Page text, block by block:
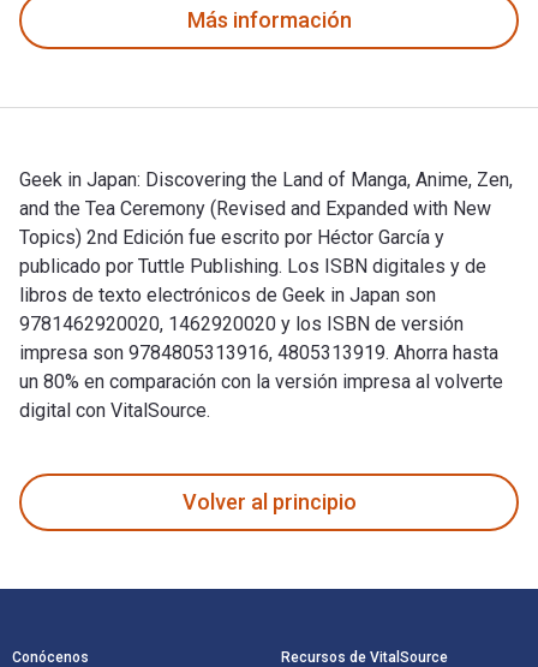
Más información
Geek in Japan: Discovering the Land of Manga, Anime, Zen,
and the Tea Ceremony (Revised and Expanded with New
Topics) 2nd Edición fue escrito por Héctor García y
publicado por Tuttle Publishing. Los ISBN digitales y de
libros de texto electrónicos de Geek in Japan son
9781462920020, 1462920020 y los ISBN de versión
impresa son 9784805313916, 4805313919. Ahorra hasta
un 80% en comparación con la versión impresa al volverte
digital con VitalSource.
Volver al principio
Conócenos Recursos de VitalSource